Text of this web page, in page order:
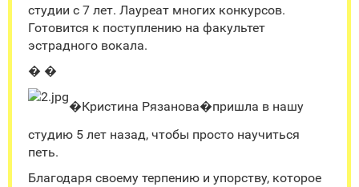
студии с 7 лет. Лауреат многих конкурсов.
Готовится к поступлению на факультет
эстрадного вокала.
� �
�Кристина Рязанова�пришла в нашу
студию 5 лет назад, чтобы просто научиться
петь.
Благодаря своему терпению и упорству, которое